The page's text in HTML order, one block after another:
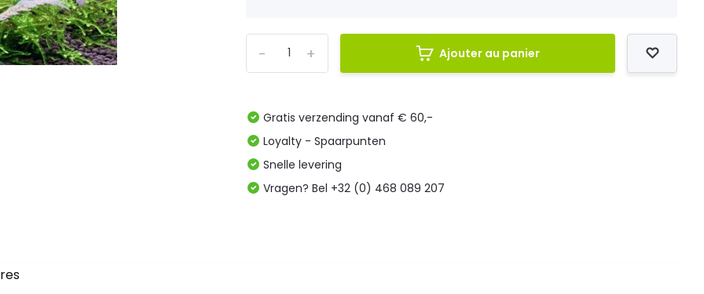
+
- Ajouter au panier
Gratis verzending vanaf € 60,-
Loyalty - Spaarpunten
Snelle levering
Vragen? Bel +32 (0) 468 089 207